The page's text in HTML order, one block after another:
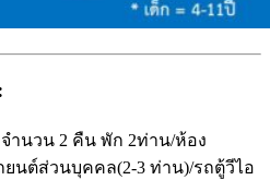
ำนวน 2 คืน พัก 2ท่าน/ห้อง
นต์ส่วนบุคคล(2-3 ท่าน)/รถตู้วีไอ